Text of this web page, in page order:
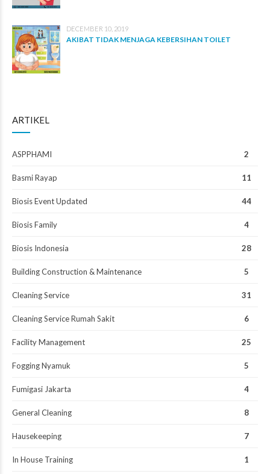
DECEMBER 10, 2019
AKIBAT TIDAK MENJAGA KEBERSIHAN TOILET
ARTIKEL
ASPPHAMI 2
Basmi Rayap 11
Biosis Event Updated 44
Biosis Family 4
Biosis Indonesia 28
Building Construction & Maintenance 5
Cleaning Service 31
Cleaning Service Rumah Sakit 6
Facility Management 25
Fogging Nyamuk 5
Fumigasi Jakarta 4
General Cleaning 8
Hausekeeping 7
In House Training 1